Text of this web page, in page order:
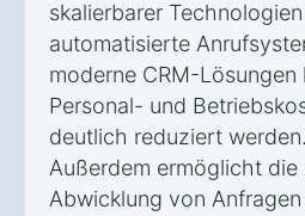
skalierbarer
automatisierte
moderne CRM-Lösungen
Personal- und
deutlich reduziert werden.
Außerdem ermöglicht die
Abwicklung von